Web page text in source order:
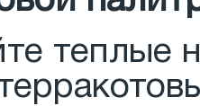
теплые